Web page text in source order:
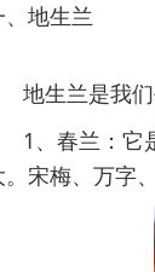
地生兰
生兰是我们
、春兰：它是
宋梅、万字